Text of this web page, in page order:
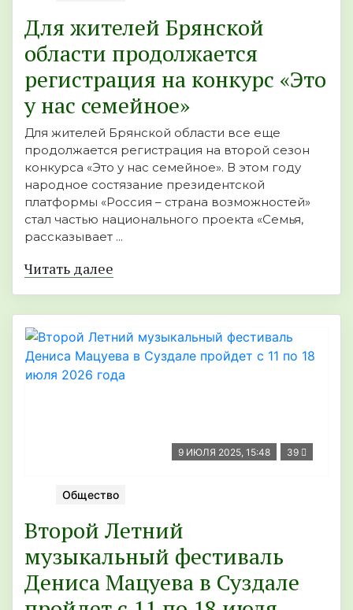
Для жителей Брянской
области продолжается
регистрация на конкурс «Это
у нас семейное»
Для жителей Брянской области все еще
продолжается регистрация на второй сезон
конкурса «Это у нас семейное». В этом году
народное состязание президентской
платформы «Россия – страна возможностей»
стал частью национального проекта «Семья,
рассказывает ...
Читать далее
9 ИЮЛЯ 2025, 15:48 39
Общество
Второй Летний
музыкальный фестиваль
Дениса Мацуева в Суздале